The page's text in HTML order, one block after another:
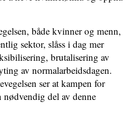
både kvinner og menn,
sektor, slåss i dag mer
brutalisering av
av normalarbeidsdagen.
ser at kampen for
nødvendig del av denne